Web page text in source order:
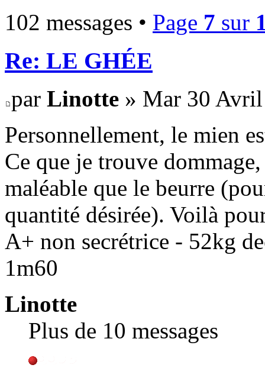
102 messages • Page 7 sur
Re: LE GHÉE
par Linotte » Mar 30
Personnellement, le mien
Ce que je trouve
maléable que le beurre
quantité désirée). Voilà
A+ non secrétrice - 52kg
1m60
Linotte
Plus de 10 messages